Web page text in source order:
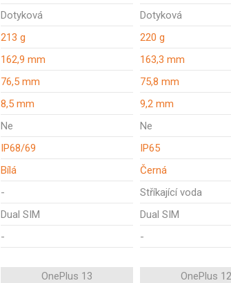
Dotyková
Dotyková
213 g
220 g
162,9 mm
163,3 mm
76,5 mm
75,8 mm
8,5 mm
9,2 mm
Ne
Ne
IP68/69
IP65
Bílá
Černá
-
Stříkající voda
Dual SIM
Dual SIM
- -
OnePlus 13
OnePlus 12